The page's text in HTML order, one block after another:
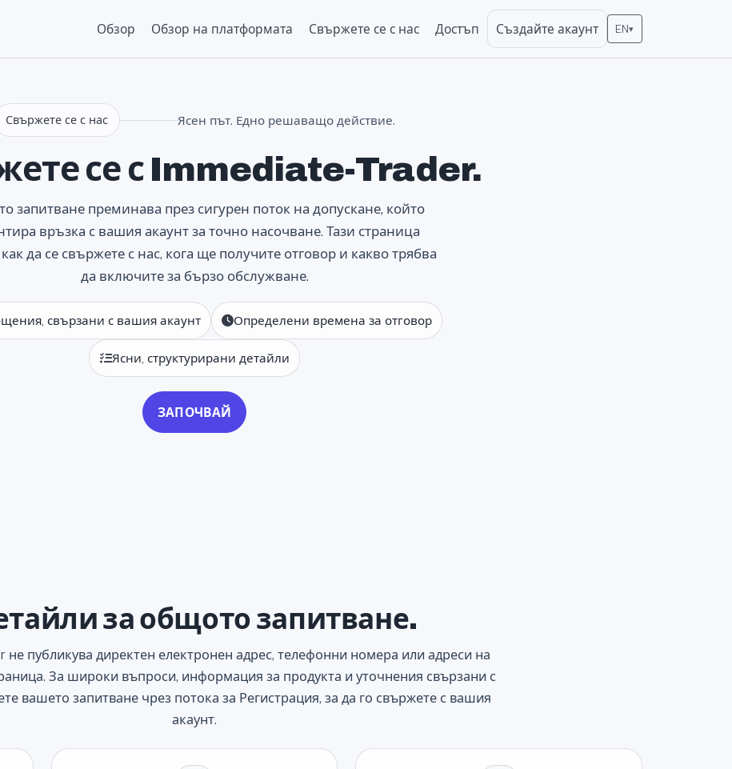
Обзор Обзор на платформата Свържете се с нас Достъп Създайте акаунт EN▾
Свържете се с нас Ясен път. Едно решаващо действие.
се с Immediate-Trader.
запитване преминава през сигурен поток на допускане, който
връзка с вашия акаунт за точно насочване. Тази страница
да се свържете с нас, кога ще получите отговор и какво трябва
да включите за бързо обслужване.
свързани с вашия акаунт Определени времена за отговор
Ясни, структурирани детайли
ЗАПОЧВАЙ
за общото запитване.
не публикува директен електронен адрес, телефонни номера или адреси на
За широки въпроси, информация за продукта и уточнения свързани с
вашето запитване чрез потока за Регистрация, за да го свържете с вашия
акаунт.